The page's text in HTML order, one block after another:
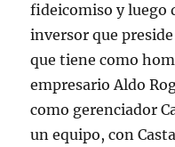
fideicomiso y luego
inversor que
que tiene como
empresario Aldo
como gerenciador
un equipo, con